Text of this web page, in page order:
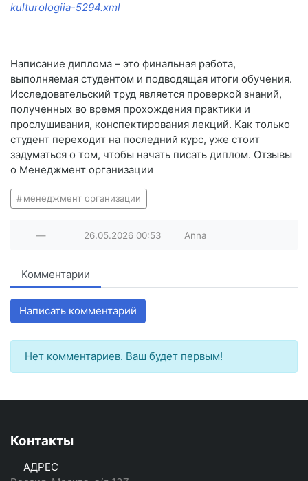
kulturologiia-5294.xml
Написание диплома – это финальная работа,
выполняемая студентом и подводящая итоги обучения.
Исследовательский труд является проверкой знаний,
полученных во время прохождения практики и
прослушивания, конспектирования лекций. Как только
студент переходит на последний курс, уже стоит
задуматься о том, чтобы начать писать диплом. Отзывы
о Менеджмент организации
менеджмент организации
— 26.05.2026 00:53 Anna
Комментарии
Написать комментарий
Нет комментариев. Ваш будет первым!
Контакты
АДРЕС